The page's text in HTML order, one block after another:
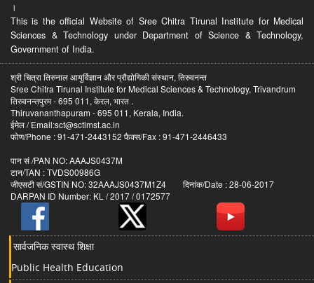
।
This is the official Website of Sree Chitra Tirunal Institute for Medical
Sciences & Technology under Department of Science & Technology,
Government of India.
श्री चित्रा तिरुनाल आयुर्विज्ञान और प्रौद्योगिकी संस्थान, तिरुवनन्त
Sree Chitra Tirunal Institute for Medical Sciences & Technology, Trivandrum
तिरुवनन्तपुरम - 695 011, केरल, भारत .
Thiruvananthapuram - 695 011, Kerala, India.
ईमेल / Email:sct@sctimst.ac.in
फोण/Phone : 91-471-2443152 फैक्स/Fax : 91-471-2446433
पान सं /PAN NO: AAAJS0437M
टान/TAN : TVDS00986G
जीएसटी सं/GSTIN NO: 32AAAJS0437M1Z4 दिनांक/Date : 28-06-2017
DARPAN ID Number: KL / 2017 / 0172577
सार्वजनिक स्वास्थ शिक्षा
Public Health Education